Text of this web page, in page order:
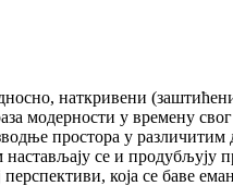
наткривени
модерности у времену
простора у
се и продубљују
која се баве